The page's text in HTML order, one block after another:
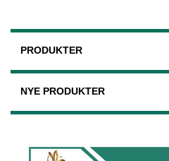
PRODUKTER
NYE PRODUKTER